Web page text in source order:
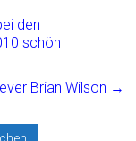
den
schön
Brian Wilson →